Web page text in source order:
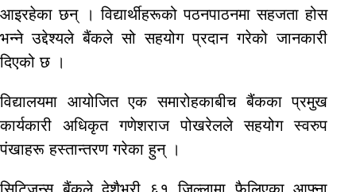
आइरहेका छन् । विद्यार्थीहरूको पठनपाठनमा सहजता होस
भन्ने उद्देश्यले बैंकले सो सहयोग प्रदान गरेको जानकारी
दिएको छ ।
विद्यालयमा आयोजित एक समारोहकाबीच बैंकका प्रमुख
कार्यकारी अधिकृत गणेशराज पोखरेलले सहयोग स्वरुप
पंखाहरू हस्तान्तरण गरेका हुन् ।
सिटिजन्स बैंकले देशैभरी ६१ जिल्लामा फैलिएका आफ्ना